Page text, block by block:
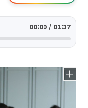
00:00 / 01:37